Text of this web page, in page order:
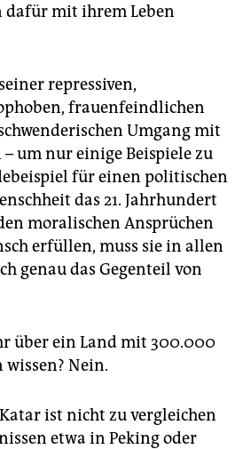
dafür mit ihrem Leben
repressiven,
frauenfeindlichen
Umgang mit
– um nur einige Beispiele zu
für einen politischen
das 21. Jahrhundert
moralischen Ansprüchen
erfüllen, muss sie in allen
genau das Gegenteil von
über ein Land mit 300.000
Nein.
ist nicht zu vergleichen
etwa in Peking oder